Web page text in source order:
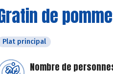
de
Plat principal
Nombre de